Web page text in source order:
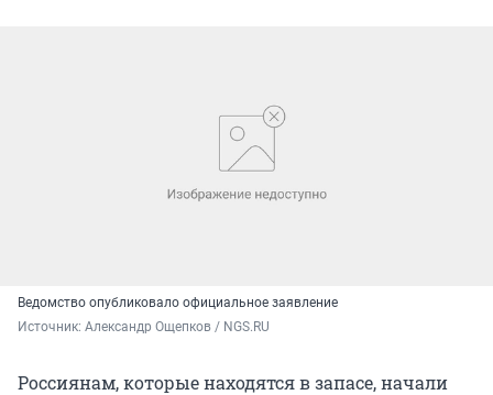
Ведомство опубликовало официальное заявление
Источник: Александр Ощепков / NGS.RU
Россиянам, которые находятся в запасе, начали